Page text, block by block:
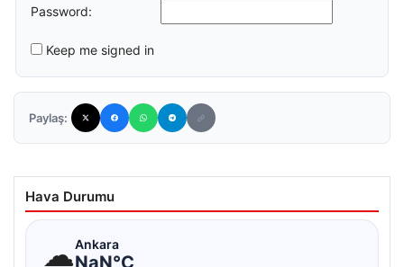
Password:
Keep me signed in
Paylaş:
Hava Durumu
☁Ankara
NaN°C